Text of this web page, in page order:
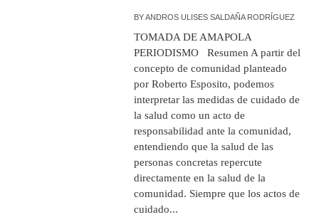
BYANDROS ULISES SALDAÑA RODRÍGUEZ
TOMADA DE AMAPOLA
PERIODISMO Resumen A partir del
concepto de comunidad planteado
por Roberto Esposito, podemos
interpretar las medidas de cuidado de
la salud como un acto de
responsabilidad ante la comunidad,
entendiendo que la salud de las
personas concretas repercute
directamente en la salud de la
comunidad. Siempre que los actos de
cuidado...